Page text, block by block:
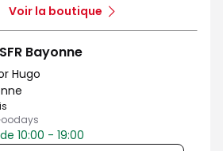
Voir la boutique
Bayonne
Hugo
sur 5
10:00 - 19:00